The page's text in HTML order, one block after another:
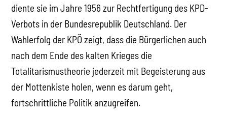
diente sie im Jahre 1956 zur Rechtfertigung des KPD-
Verbots in der Bundesrepublik Deutschland. Der
Wahlerfolg der KPÖ zeigt, dass die Bürgerlichen auch
nach dem Ende des kalten Krieges die
Totalitarismustheorie jederzeit mit Begeisterung aus
der Mottenkiste holen, wenn es darum geht,
fortschrittliche Politik anzugreifen.